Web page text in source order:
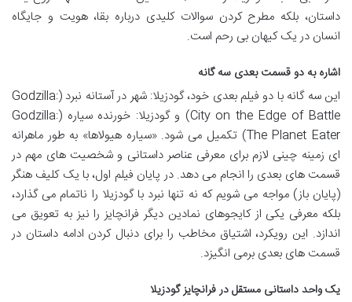
داستان، بلکه مطرح کردن سوالات کلیدی درباره بقا، هویت و جایگاه
انسان در یک کیهان بی رحم است.
اشاره به دو قسمت بعدی سه گانه
این سه گانه با دو فیلم بعدی خود، گودزیلا: شهر در آستانه نبرد (Godzilla:
City on the Edge of Battle) و گودزیلا: خورنده سیاره (Godzilla:
The Planet Eater) تکمیل می شود. «سیاره هیولاها» به طور ماهرانه
ای زمینه چینی لازم برای معرفی عناصر داستانی و شخصیت های مهم در
قسمت های بعدی را انجام می دهد. در پایان فیلم اول، با یک کلیف هنگر
(پایان باز) مواجه می شویم که نه تنها نبرد با گودزیلا را ناتمام می گذارد،
بلکه معرفی یکی از کایجوهای نمادین دیگر فرانچایز را نیز به تعویق می
اندازد. این رویکرد، اشتیاق مخاطب را برای دنبال کردن ادامه داستان در
قسمت های بعدی برمی انگیزد.
یک واحد داستانی مستقل در فرانچایز گودزیلا